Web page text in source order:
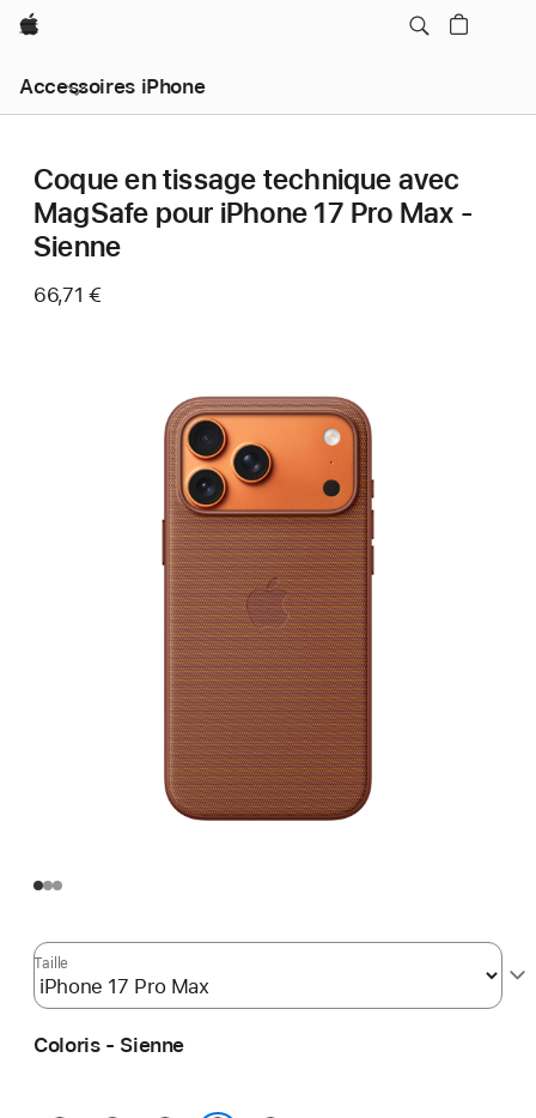
Apple
Accessoires iPhone
Coque en tissage technique avec
MagSafe pour iPhone 17 Pro Max -
Sienne
66,71 €
Taille
Coloris - Sienne